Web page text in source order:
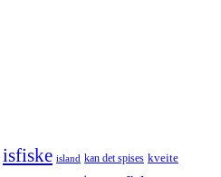
isfiske island kan det spises kveite